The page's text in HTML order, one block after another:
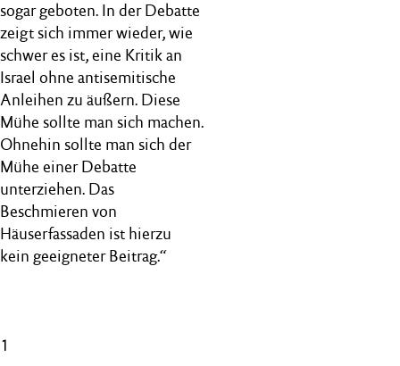
sogar geboten. In der Debatte
zeigt sich immer wieder, wie
schwer es ist, eine Kritik an
Israel ohne antisemitische
Anleihen zu äußern. Diese
Mühe sollte man sich machen.
Ohnehin sollte man sich der
Mühe einer Debatte
unterziehen. Das
Beschmieren von
Häuserfassaden ist hierzu
kein geeigneter Beitrag.“
1